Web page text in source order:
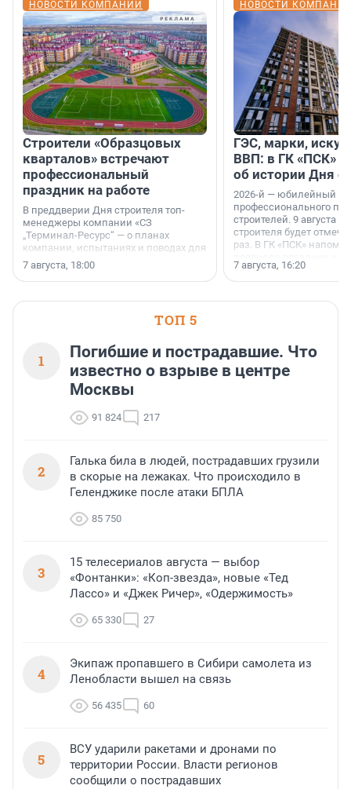
НОВОСТИ КОМПАНИЙ
Строители «Образцовых
кварталов» встречают
профессиональный
праздник на работе
В преддверии Дня строителя топ-
менеджеры компании «СЗ
„Терминал-Ресурс“ — о планах
компании, испытаниях и поводах для
осторожного оптимизма.
7 августа, 18:00
НОВОСТИ
ГЭС, марки,
ВВП: в ГК «ПСК»
об истории Дня
2026-й — юбилейный
профессионального
строителей. 9 августа
строителя будет
раз. В ГК «ПСК»
поменялась роль
7 августа, 16:20
ТОП 5
1
Погибшие и пострадавшие. Что
известно о взрыве в центре
Москвы
91 824 217
2
Галька била в людей, пострадавших грузили
в скорые на лежаках. Что происходило в
Геленджике после атаки БПЛА
85 750
3
15 телесериалов августа — выбор
«Фонтанки»: «Коп-звезда», новые «Тед
Лассо» и «Джек Ричер», «Одержимость»
65 330 27
4
Экипаж пропавшего в Сибири самолета из
Ленобласти вышел на связь
56 435 60
5
ВСУ ударили ракетами и дронами по
территории России. Власти регионов
сообщили о пострадавших